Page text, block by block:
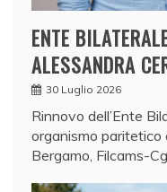
ENTE
ALESSANDRA
30 Luglio 2026
Rinnovo dell’Ente
organismo
Bergamo, Filcams-